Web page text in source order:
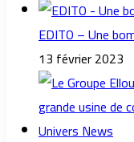
EDITO – Une
13 février 2023